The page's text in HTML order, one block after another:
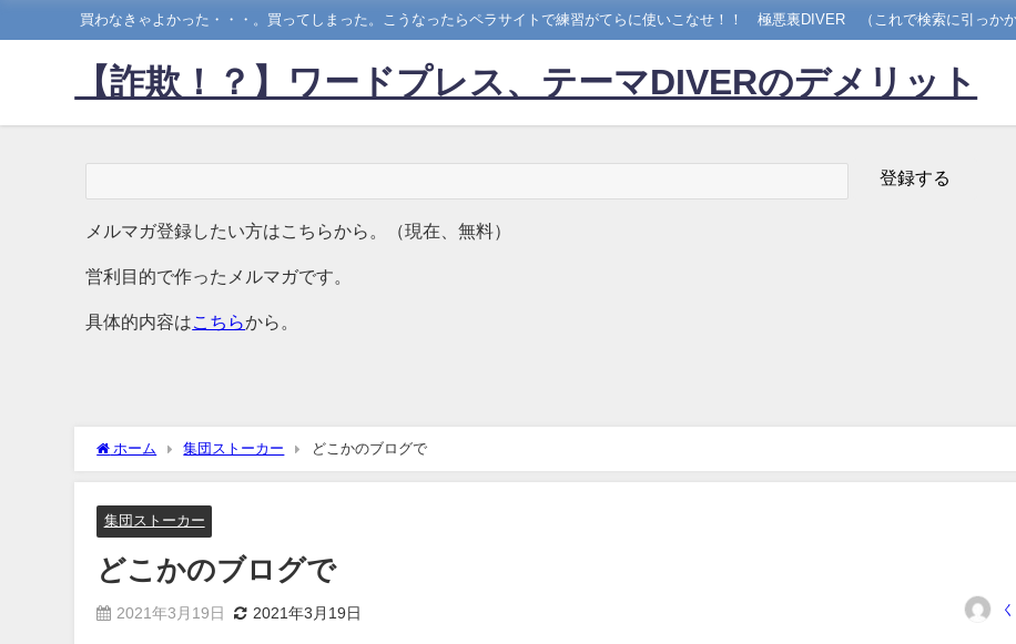
買わなきゃよかった・・・。買ってしまった。こうなったらペラサイトで練習がてらに使いこなせ！！ 極悪裏DIVER （これで検索に引っかか
【詐欺！？】ワードプレス、テーマDIVERのデメリット
メルマガ登録したい方はこちらから。（現在、無料）
営利目的で作ったメルマガです。
具体的内容は こちらから。
ホーム 集団ストーカー どこかのブログで
集団ストーカー
どこかのブログで
2021年3月19日 2021年3月19日